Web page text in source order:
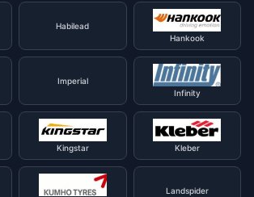
Habilead
Hankook
Imperial
Infinity
Kingstar
Kleber
Landspider